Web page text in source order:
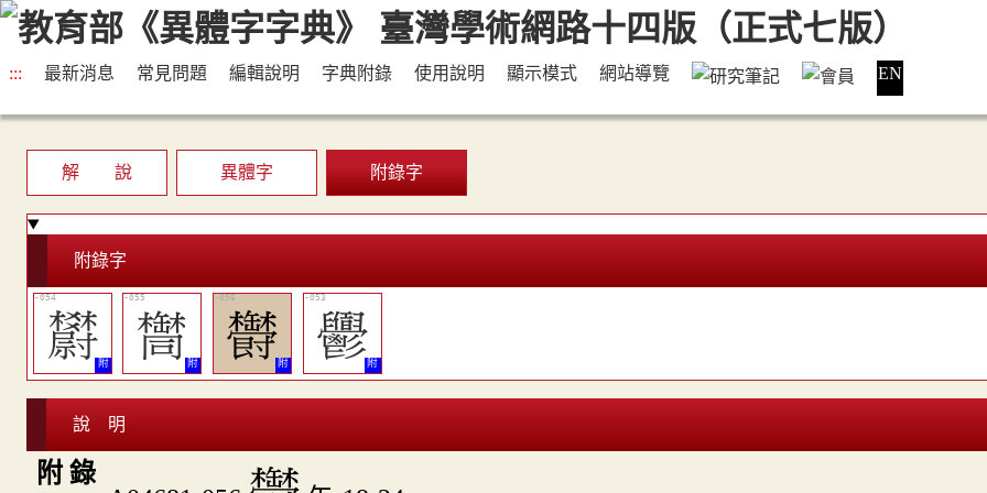
::: 最新消息 常見問題 編輯說明 字典附錄 使用說明 顯示模式 網站導覽 EN
解 說 異體字 附錄字
附錄字
󶴸 󶴹 󶴺 󶴷
說 明
附 錄